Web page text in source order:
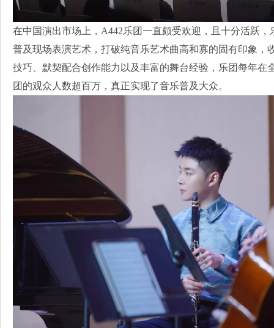
在中国演出市场上，A442乐团一直颇受欢迎，且十分活跃
普及现场表演艺术，打破纯音乐艺术曲高和寡的固有印象，
技巧、默契配合创作能力以及丰富的舞台经验，乐团每年在
团的观众人数超百万，真正实现了音乐普及大众。